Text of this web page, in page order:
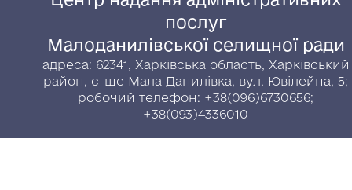
послуг
Малоданилівської селищної ради
адреса: 62341, Харківська область, Харківський
район, с-ще Мала Данилівка, вул. Ювілейна, 5;
робочий телефон: +38(096)6730656;
+38(093)4336010